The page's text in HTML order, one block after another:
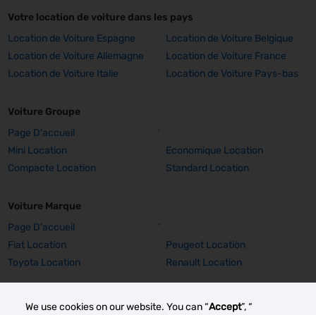
We use cookies on our website. You can “Accept”, “
Votre location de voiture dans les pays
Location de Voiture Espagne
Location de Voiture Belgique
Location de Voiture Allemagne
Location de Voiture France
Location de Voiture Italie
Location de Voiture Pays-bas
Voiture Groupe
Page D'accueil
'
Mini Location
Economique Location
Compacte Location
Standard Location
Voiture Marque
Page D'accueil
'
Fiat Location
Peugeot Location
Toyota Location
Renault Location
Voiture Marque Détails